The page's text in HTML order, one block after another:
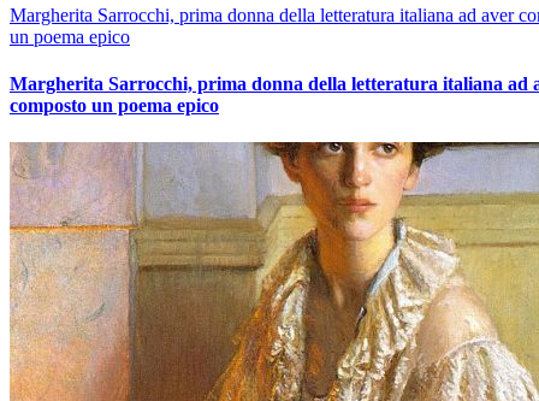
Margherita Sarrocchi, prima donna della letteratura italiana ad aver
un poema epico
Margherita Sarrocchi, prima donna della letteratura italiana ad
composto un poema epico